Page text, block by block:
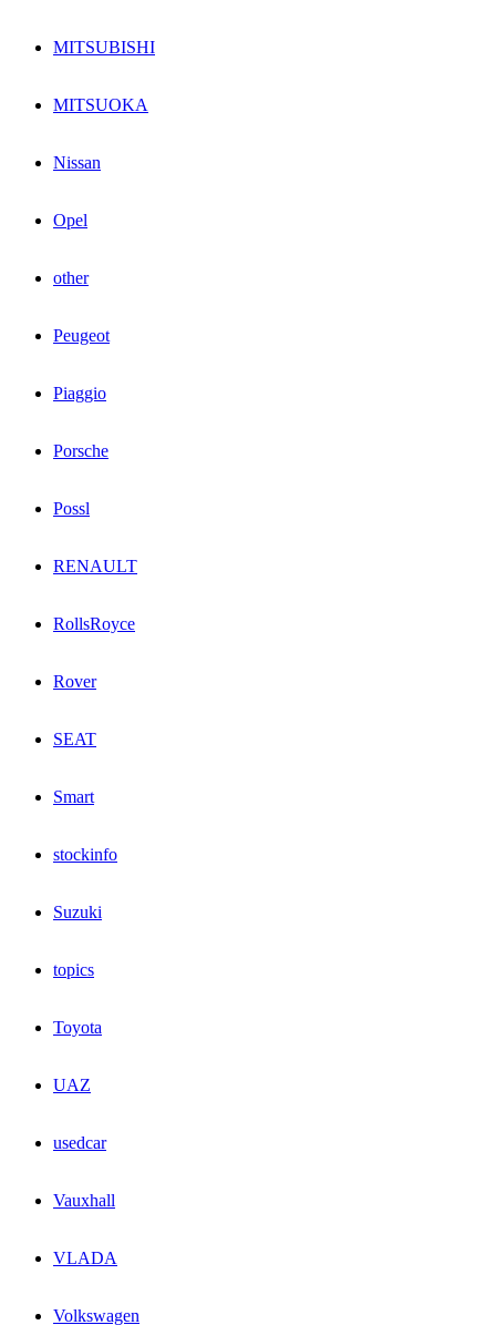
MITSUBISHI
MITSUOKA
Nissan
Opel
other
Peugeot
Piaggio
Porsche
Possl
RENAULT
RollsRoyce
Rover
SEAT
Smart
stockinfo
Suzuki
topics
Toyota
UAZ
usedcar
Vauxhall
VLADA
Volkswagen